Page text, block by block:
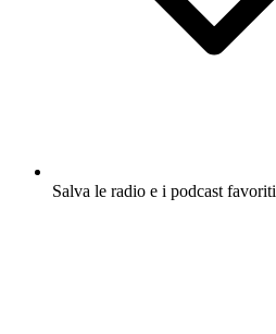
Salva le radio e i podcast favoriti